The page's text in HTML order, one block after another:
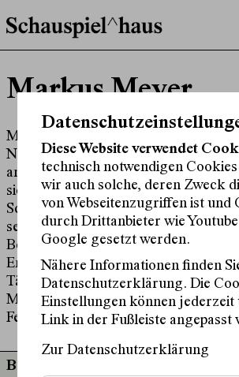
Markus Meyer
Markus Meyer wurde 1971 in
Nach erfolgreichem Diplom im
an der Technischen Universität
sich Meyer, Schauspiel an der
Schauspielkunst Ernst Busch zu
seinem Abschluss im Jahr 2000
Berliner Ensembles. Seit 2004 ist
Ensemblemitglied am Burgtheater.
Tätigkeit im Bereich Hörfunk und
Meyer ebenfalls in diversen Film- und
Fernsehproduktionen zu sehen.
Beteiligt an
Diese Website verwendet
technisch notwendigen
wir auch solche, deren Zweck
von Webseitenzugriffen ist und
durch Drittanbieter wie
Google gesetzt werden.
Nähere Informationen finden
Datenschutzerklärung. Die
Einstellungen können jederzeit
Link in der Fußleiste angepasst
Zur Datenschutzerklärung